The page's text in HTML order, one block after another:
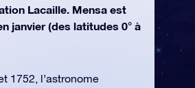
Lacaille. Mensa est
janvier (des latitudes 0° à
1752, l’astronome